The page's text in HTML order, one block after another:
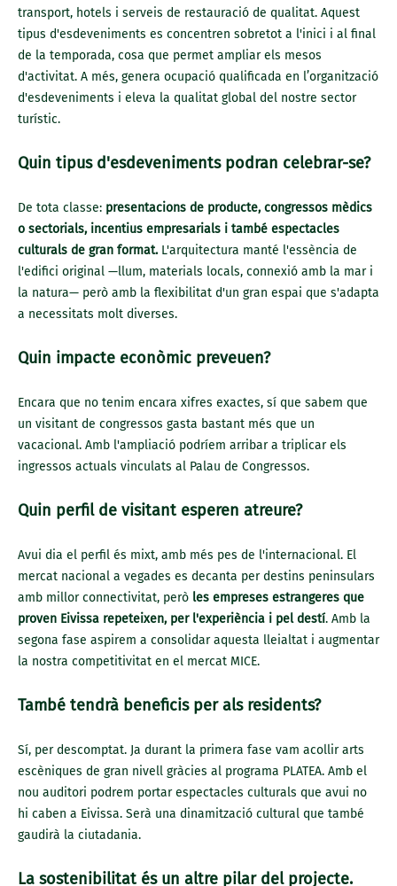
transport, hotels i serveis de restauració de qualitat. Aquest
tipus d'esdeveniments es concentren sobretot a l'inici i al final
de la temporada, cosa que permet ampliar els mesos
d'activitat. A més, genera ocupació qualificada en l’organització
d'esdeveniments i eleva la qualitat global del nostre sector
turístic.
Quin tipus d'esdeveniments podran celebrar-se?
De tota classe: presentacions de producte, congressos mèdics
o sectorials, incentius empresarials i també espectacles
culturals de gran format.L'arquitectura manté l'essència de
l'edifici original —llum, materials locals, connexió amb la mar i
la natura— però amb la flexibilitat d'un gran espai que s'adapta
a necessitats molt diverses.
Quin impacte econòmic preveuen?
Encara que no tenim encara xifres exactes, sí que sabem que
un visitant de congressos gasta bastant més que un
vacacional. Amb l'ampliació podríem arribar a triplicar els
ingressos actuals vinculats al Palau de Congressos.
Quin perfil de visitant esperen atreure?
Avui dia el perfil és mixt, amb més pes de l'internacional. El
mercat nacional a vegades es decanta per destins peninsulars
amb millor connectivitat, però les empreses estrangeres que
proven Eivissa repeteixen, per l'experiència i pel destí. Amb la
segona fase aspirem a consolidar aquesta lleialtat i augmentar
la nostra competitivitat en el mercat MICE.
També tendrà beneficis per als residents?
Sí, per descomptat. Ja durant la primera fase vam acollir arts
escèniques de gran nivell gràcies al programa PLATEA. Amb el
nou auditori podrem portar espectacles culturals que avui no
hi caben a Eivissa. Serà una dinamització cultural que també
gaudirà la ciutadania.
La sostenibilitat és un altre pilar del projecte.